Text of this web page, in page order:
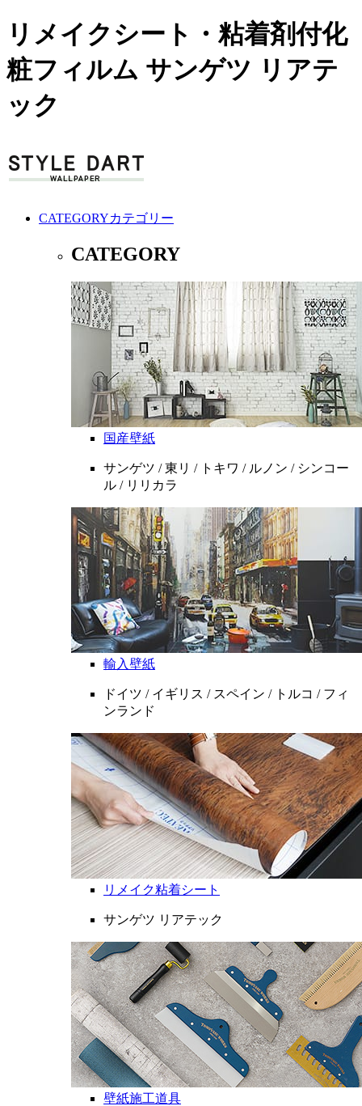
リメイクシート・粘着剤付化
粧フィルム サンゲツ リアテ
ック
CATEGORYカテゴリー
CATEGORY
国産壁紙
サンゲツ / 東リ / トキワ / ルノン / シンコー
ル / リリカラ
輸入壁紙
ドイツ / イギリス / スペイン / トルコ / フィ
ンランド
リメイク粘着シート
サンゲツ リアテック
壁紙施工道具